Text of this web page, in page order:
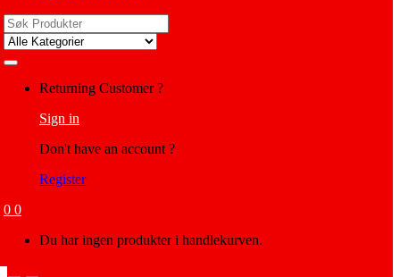
Search
for:
Returning Customer ?
Sign in
Don't have an account ?
Register
0 0
Du har ingen produkter i handlekurven.